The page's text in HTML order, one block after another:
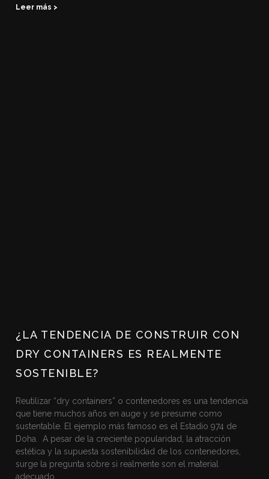
Leer más >
¿LA TENDENCIA DE CONSTRUIR CON
DRY CONTAINERS ES REALMENTE
SOSTENIBLE?
Reutilizar “dry containers” o contenedores es una tendencia
que tiene muchos años en auge y se presume como
sustentable. El ejemplo más famoso es el Estadio 974 de
Doha. A pesar de la creciente popularidad, la atracción
estética y la supuesta sostenibilidad de los contenedores,
surge la pregunta sobre si realmente son el material
adecuado